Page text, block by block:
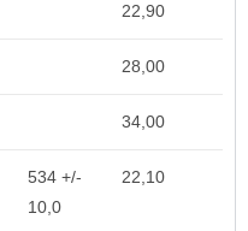
22,90
28,00
34,00
534 +/-
10,0
22,10